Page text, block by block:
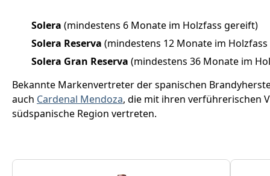
Solera (mindestens 6 Monate im Holzfass gereift)
Solera Reserva (mindestens 12 Monate im
Solera Gran Reserva (mindestens 36 Monate im
Bekannte Markenvertreter der spanischen
auch Cardenal Mendoza, die mit ihren verführerischen
südspanische Region vertreten.
Produktgalerie überspringen